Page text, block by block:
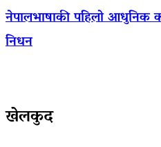
नेपालभाषाकी पहिलो आधुनिक
निधन
खेलकुद